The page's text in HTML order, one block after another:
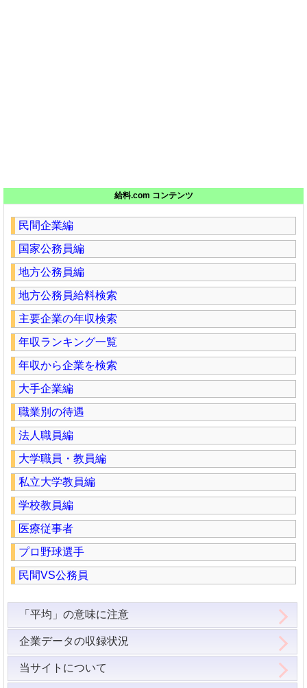
給料.com コンテンツ
民間企業編
国家公務員編
地方公務員編
地方公務員給料検索
主要企業の年収検索
年収ランキング一覧
年収から企業を検索
大手企業編
職業別の待遇
法人職員編
大学職員・教員編
私立大学教員編
学校教員編
医療従事者
プロ野球選手
民間VS公務員
「平均」の意味に注意
企業データの収録状況
当サイトについて